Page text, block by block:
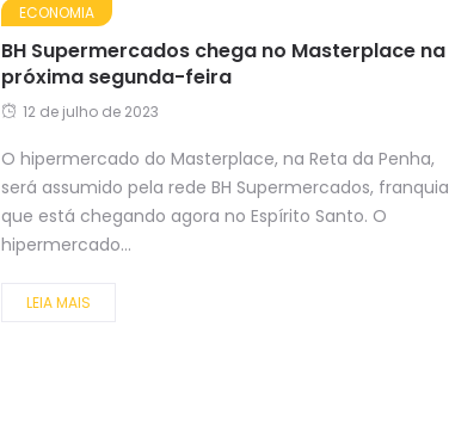
ECONOMIA
BH Supermercados chega no Masterplace na
próxima segunda-feira
12 de julho de 2023
O hipermercado do Masterplace, na Reta da Penha,
será assumido pela rede BH Supermercados, franquia
que está chegando agora no Espírito Santo. O
hipermercado...
LEIA MAIS